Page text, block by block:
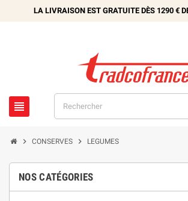
LA LIVRAISON EST GRATUITE DÈS 1290 €

 CONSERVES  LEGUMES
NOS CATÉGORIES